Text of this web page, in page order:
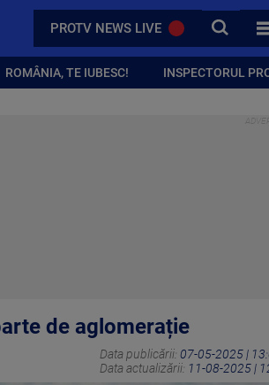
PROTV NEWS LIVE CAUTA
ROMÂNIA, TE IUBESC! INSPECTORUL
de aglomerație
Data publicării: 07-05-2025 |
Data actualizării: 11-08-2025 |